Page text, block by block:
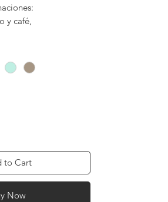
y café,
con rosa pastel y
y cromado,
y rosa pastel
COLORES EN
con terminaciones
to Cart
Now